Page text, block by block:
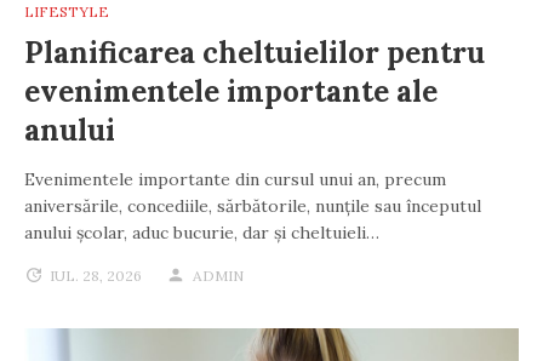
LIFESTYLE
Planificarea cheltuielilor pentru
evenimentele importante ale
anului
Evenimentele importante din cursul unui an, precum
aniversările, concediile, sărbătorile, nunțile sau începutul
anului școlar, aduc bucurie, dar și cheltuieli…
IUL. 28, 2026 ADMIN